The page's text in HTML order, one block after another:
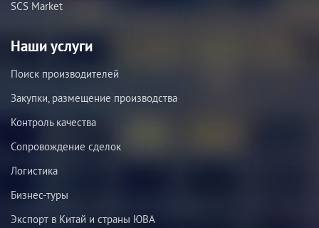
SCS Market
Наши услуги
Поиск производителей
Закупки, размещение производства
Контроль качества
Сопровождение сделок
Логистика
Бизнес-туры
Экспорт в Китай и страны ЮВА